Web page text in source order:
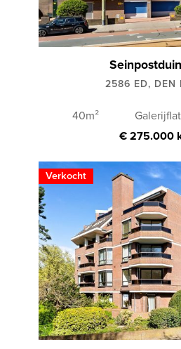
2586 ED, DEN
40m² Galerijflat
€ 275.000
Verkocht